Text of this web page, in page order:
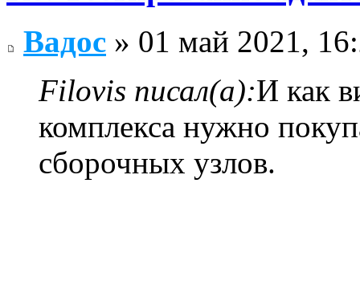
Вадос » 01 май 2021,
Filovis писал(а):И как
комплекса нужно
сборочных узлов.